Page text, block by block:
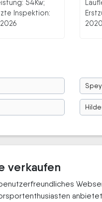
54Kw;
Inspektion:
verkaufen